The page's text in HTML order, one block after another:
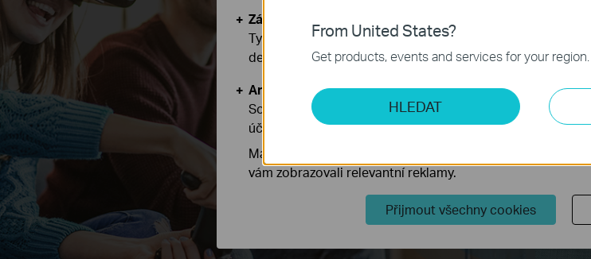
867
Mb/s
5GHz
Pásmo
Mb/s
From United States?
Get products, events and services for your region.
HLEDAT
Základní cookies
Tyto cookies jsou nezbytné pro fungování webových
deaktivovat.
Analytické a marketingové cookies
Soubory cookie pro nám umožňují analyzovat vaše
účelem zlepšení a přizpůsobení jejich funkčnosti.
Marketingové soubory cookie mohou prostřednictvím
vám zobrazovali relevantní reklamy.
Přijmout všechny cookies